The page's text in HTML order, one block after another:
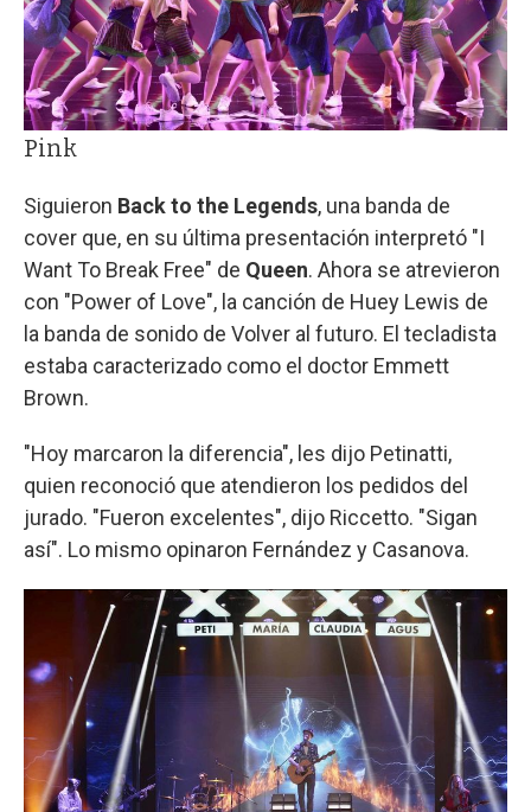
Pink
Siguieron Back to the Legends, una banda de
cover que, en su última presentación interpretó "I
Want To Break Free" de Queen. Ahora se atrevieron
con "Power of Love", la canción de Huey Lewis de
la banda de sonido de Volver al futuro. El tecladista
estaba caracterizado como el doctor Emmett
Brown.
"Hoy marcaron la diferencia", les dijo Petinatti,
quien reconoció que atendieron los pedidos del
jurado. "Fueron excelentes", dijo Riccetto. "Sigan
así". Lo mismo opinaron Fernández y Casanova.